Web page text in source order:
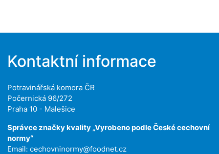
Kontaktní informace
Potravinářská komora ČR
Počernická 96/272
Praha 10 - Malešice
Správce značky kvality „Vyrobeno podle České cechovní
normy“
Email: cechovninormy@foodnet.cz